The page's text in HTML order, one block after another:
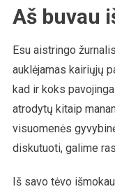
Aš buvau
Esu aistringo
auklėjamas kairiųjų
kad ir koks
atrodytų kitaip
visuomenės
diskutuoti, galime
Iš savo tėvo